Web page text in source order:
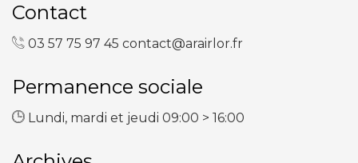
Contact
03 57 75 97 45 contact@arairlor.fr
Permanence sociale
Lundi, mardi et jeudi 09:00 > 16:00